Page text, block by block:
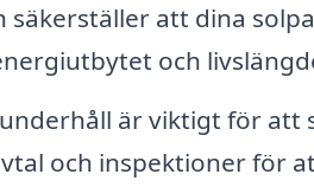
säkerställer att dina
och
är viktigt för att
och inspektioner för